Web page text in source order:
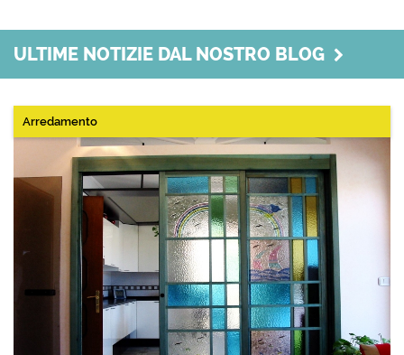
ULTIME NOTIZIE DAL NOSTRO BLOG
Arredamento